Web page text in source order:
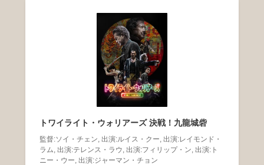
トワイライト・ウォリアーズ 決戦！九龍城砦
監督:ソイ・チェン, 出演:ルイス・クー, 出演:レイモンド・
ラム, 出演:テレンス・ラウ, 出演:フィリップ・ン, 出演:ト
ニー・ウー, 出演:ジャーマン・チョン